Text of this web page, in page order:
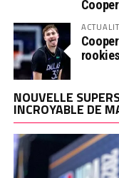
NOUVELLE
INCROYABLE DE